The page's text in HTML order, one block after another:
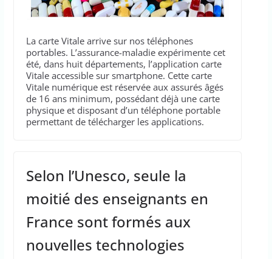
La carte Vitale arrive sur nos téléphones
portables. L’assurance-maladie expérimente cet
été, dans huit départements, l’application carte
Vitale accessible sur smartphone. Cette carte
Vitale numérique est réservée aux assurés âgés
de 16 ans minimum, possédant déjà une carte
physique et disposant d’un téléphone portable
permettant de télécharger les applications.
Selon l’Unesco, seule la
moitié des enseignants en
France sont formés aux
nouvelles technologies